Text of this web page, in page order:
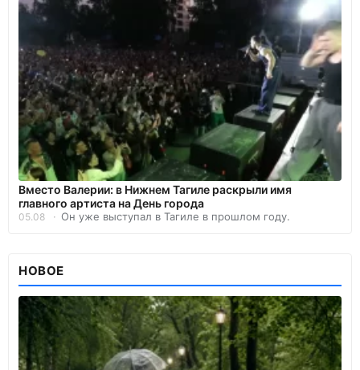
Вместо Валерии: в Нижнем Тагиле раскрыли имя
главного артиста на День города
05.08 Он уже выступал в Тагиле в прошлом году.
НОВОЕ